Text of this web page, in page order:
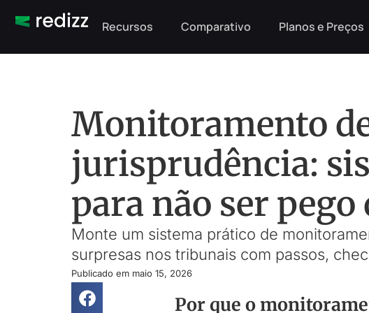
Recursos Comparativo Planos e Preços
Monitoramento
jurisprudência:
para não ser pego
Monte um sistema prático de
surpresas nos tribunais com passos,
Publicado em maio 15, 2026
Por que o